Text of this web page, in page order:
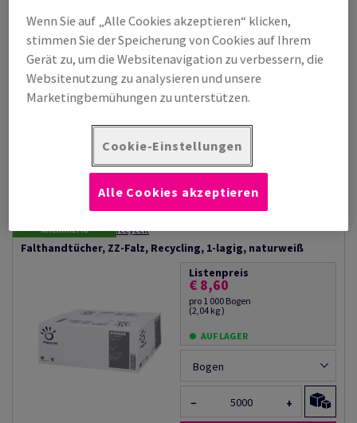
• nachhaltig
für hygienisches Händetrocknen
geprägtes Papiertuch (je nach
Qualität weiß oder naturweiß, 1
oder 2lagig) mit schneller und
hoher Saugfähigkeit
hohe Festigkeit für effizientes
Trocknen
und Waschräumen
NACHHALTIG recycelt
Falthandtücher, ZZ-Falz, Recycling, 1-lagig, naturweiß
Listenpreis
€ 8,60
pro 1 000 Bogen
(2,04 kg )
AUF LAGER
Bogen
− +
Wenn Sie auf „Alle Cookies akzeptieren“ klicken,
stimmen Sie der Speicherung von Cookies auf Ihrem
Gerät zu, um die Websitenavigation zu verbessern, die
Websitenutzung zu analysieren und unsere
Marketingbemühungen zu unterstützen.
Cookie-Einstellungen
Alle Cookies akzeptieren